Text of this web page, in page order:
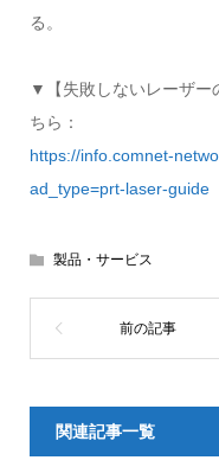
る。
▼【失敗しないレーザー
ちら：
https://info.comnet-
ad_type=prt-laser-guide
製品・サービス
関連記事一覧